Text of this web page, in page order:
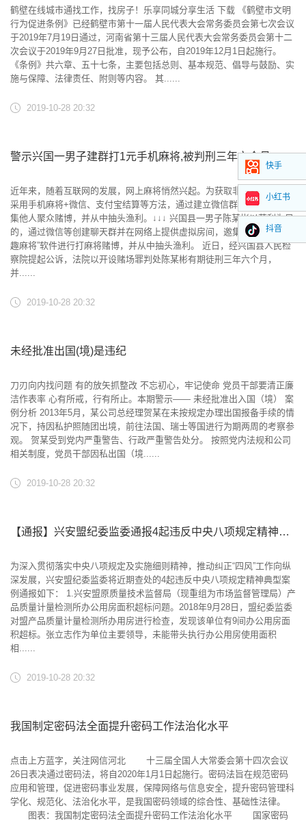
鹤壁在线城市通找工作，找房子！乐享同城分享生活 下载 《鹤壁市文明
行为促进条例》已经鹤壁市第十一届人民代表大会常务委员会第七次会议
于2019年7月19日通过，河南省第十三届人民代表大会常务委员会第十二
次会议于2019年9月27日批准，现予公布，自2019年12月1日起施行。
《条例》共六章、五十七条，主要包括总则、基本规范、倡导与鼓励、实
施与保障、法律责任、附则等内容。 其......
2019-10-28 20:32
警示兴国一男子建群打1元手机麻将,被判刑三年六个月
近年来，随着互联网的发展，网上麻将悄然兴起。为获取非法利益，有人
采用手机麻将+微信、支付宝结算等方法，通过建立微信群等聊天群，邀
集他人聚众赌博，并从中抽头渔利。↓↓↓ 兴国县一男子陈某彬以营利为目
的，通过微信等创建聊天群并在网络上提供虚拟房间，邀集他人利用“兜
趣麻将”软件进行打麻将赌博，并从中抽头渔利。 近日，经兴国县人民检
察院提起公诉，法院以开设赌场罪判处陈某彬有期徒刑三年六个月，
并......
2019-10-28 20:32
未经批准出国(境)是违纪
刀刃向内找问题 有的放矢抓整改 不忘初心，牢记使命 党员干部要清正廉
洁作表率 心有所戒，行有所止。本期警示—— 未经批准出入国（境） 案
例分析 2013年5月，某公司总经理贺某在未按规定办理出国报备手续的情
况下，持因私护照随团出境，前往法国、瑞士等国进行为期两周的考察参
观。 贺某受到党内严重警告、行政严重警告处分。 按照党内法规和公司
相关制度，党员干部因私出国（境......
2019-10-28 20:32
【通报】兴安盟纪委监委通报4起违反中央八项规定精神典型案例
为深入贯彻落实中央八项规定及实施细则精神，推动纠正“四风”工作向纵
深发展，兴安盟纪委监委将近期查处的4起违反中央八项规定精神典型案
例通报如下： 1.兴安盟原质量技术监督局（现重组为市场监督管理局）产
品质量计量检测所办公用房面积超标问题。2018年9月28日，盟纪委监委
对盟产品质量计量检测所办用房进行检查，发现该单位有9间办公用房面
积超标。张立志作为单位主要领导，未能带头执行办公用房使用面积
相......
2019-10-28 20:32
我国制定密码法全面提升密码工作法治化水平
点击上方蓝字，关注网信河北 十三届全国人大常委会第十四次会议
26日表决通过密码法，将自2020年1月1日起施行。密码法旨在规范密码
应用和管理，促进密码事业发展，保障网络与信息安全，提升密码管理科
学化、规范化、法治化水平，是我国密码领域的综合性、基础性法律。
图表：我国制定密码法全面提升密码工作法治化水平 国家密码
快手
小红书
抖音